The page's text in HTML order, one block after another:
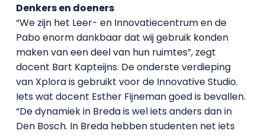
Denkers en doeners
“We zijn het Leer- en Innovatiecentrum en de
Pabo enorm dankbaar dat wij gebruik konden
maken van een deel van hun ruimtes”, zegt
docent Bart Kapteijns. De onderste verdieping
van Xplora is gebruikt voor de Innovative Studio.
Iets wat docent Esther Fijneman goed is bevallen.
“De dynamiek in Breda is wel iets anders dan in
Den Bosch. In Breda hebben studenten net iets